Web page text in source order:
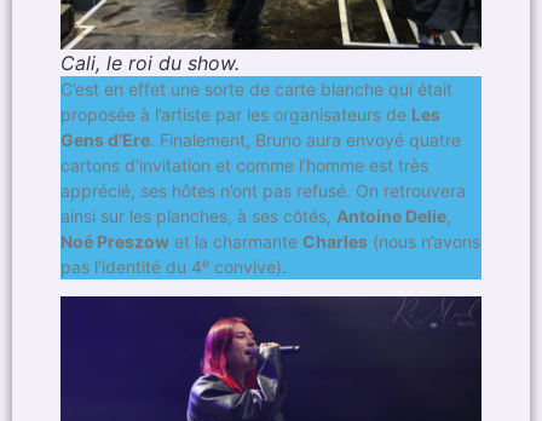
Cali, le roi du show.
C’est en effet une sorte de carte blanche qui était
proposée à l’artiste par les organisateurs de Les
Gens d’Ere. Finalement, Bruno aura envoyé quatre
cartons d’invitation et comme l’homme est très
apprécié, ses hôtes n’ont pas refusé. On retrouvera
ainsi sur les planches, à ses côtés, Antoine Delie,
Noé Preszow et la charmante Charles (nous n’avons
pas l’identité du 4e convive).